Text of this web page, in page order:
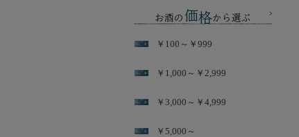
￥100～￥999
￥1,000～￥2,999
￥3,000～￥4,999
￥5,000～